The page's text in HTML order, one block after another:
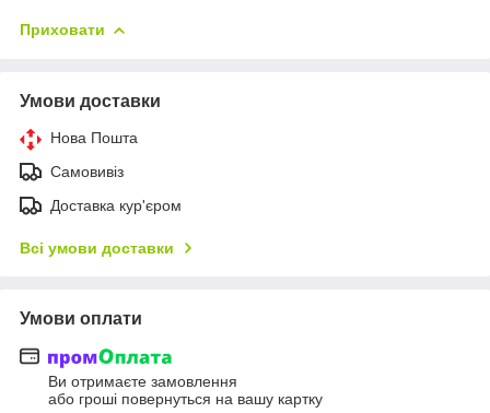
Приховати
Умови доставки
Нова Пошта
Самовивіз
Доставка кур'єром
Всі умови доставки
Умови оплати
Ви отримаєте замовлення
або гроші повернуться на вашу картку